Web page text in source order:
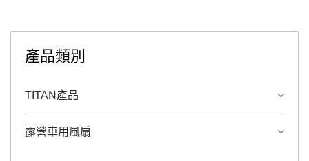
產品類別
TITAN產品
露營車用風扇